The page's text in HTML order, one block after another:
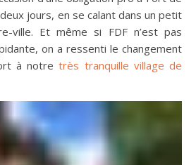
jours, en se calant dans un petit
ville. Et même si FDF n’est pas
on a ressenti le changement
à notretrès tranquille village de